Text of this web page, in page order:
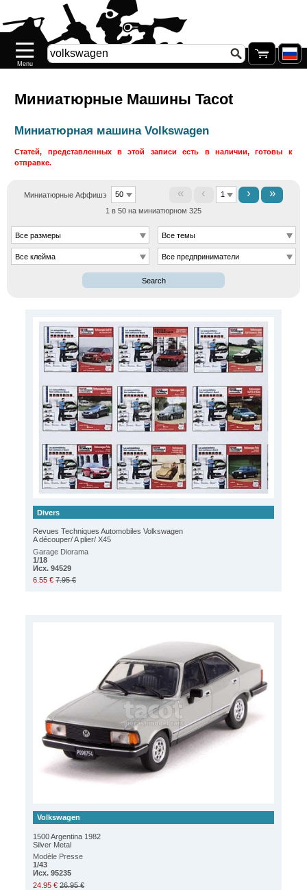
Миниатюрные Машины Tacot
Миниатюрная машина Volkswagen
Статей, представленных в этой записи есть в наличии, готовы к
отправке.
Миниатюрные Аффишэ « ‹ › »
1 в 50 на миниатюрном 325
Search
Divers
Revues Techniques Automobiles Volkswagen
A découper/ A plier/ X45
Garage Diorama
1/18
Исх. 94529
6.55 € 7.95 €
Volkswagen
1500 Argentina 1982
Silver Metal
Modèle Presse
1/43
Исх. 95235
24.95 € 26.95 €
Новинки
Девять
заказы
ЗАПАСОВ
.77
Актуальность
Tacot